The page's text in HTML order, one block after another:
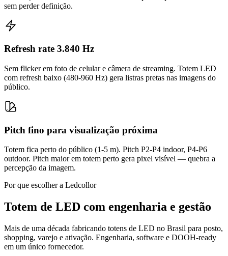
sem perder definição.
Refresh rate 3.840 Hz
Sem flicker em foto de celular e câmera de streaming. Totem LED
com refresh baixo (480-960 Hz) gera listras pretas nas imagens do
público.
Pitch fino para visualização próxima
Totem fica perto do público (1-5 m). Pitch P2-P4 indoor, P4-P6
outdoor. Pitch maior em totem perto gera pixel visível — quebra a
percepção da imagem.
Por que escolher a Ledcollor
Totem de LED com engenharia e gestão
Mais de uma década fabricando totens de LED no Brasil para posto,
shopping, varejo e ativação. Engenharia, software e DOOH-ready
em um único fornecedor.